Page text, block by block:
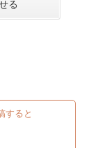
る
すると